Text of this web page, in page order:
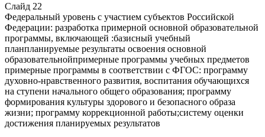
Слайд 22
Федеральный уровень с участием субъектов Российской
Федерации: разработка примерной основной образовательной
программы, включающей :базисный учебный
планпланируемые результаты освоения основной
образовательнойпримерные программы учебных предметов
примерные программы в соответствии с ФГОС: программу
духовно-нравственного развития, воспитания обучающихся
на ступени начального общего образования; программу
формирования культуры здорового и безопасного образа
жизни; программу коррекционной работы;систему оценки
достижения планируемых результатов